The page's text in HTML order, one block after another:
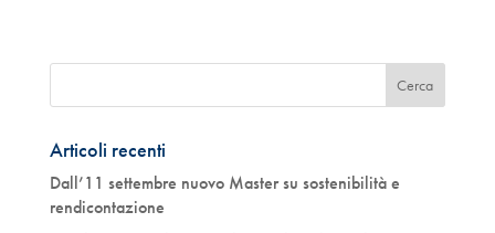
Articoli recenti
Dall’11 settembre nuovo Master su sostenibilità e
rendicontazione